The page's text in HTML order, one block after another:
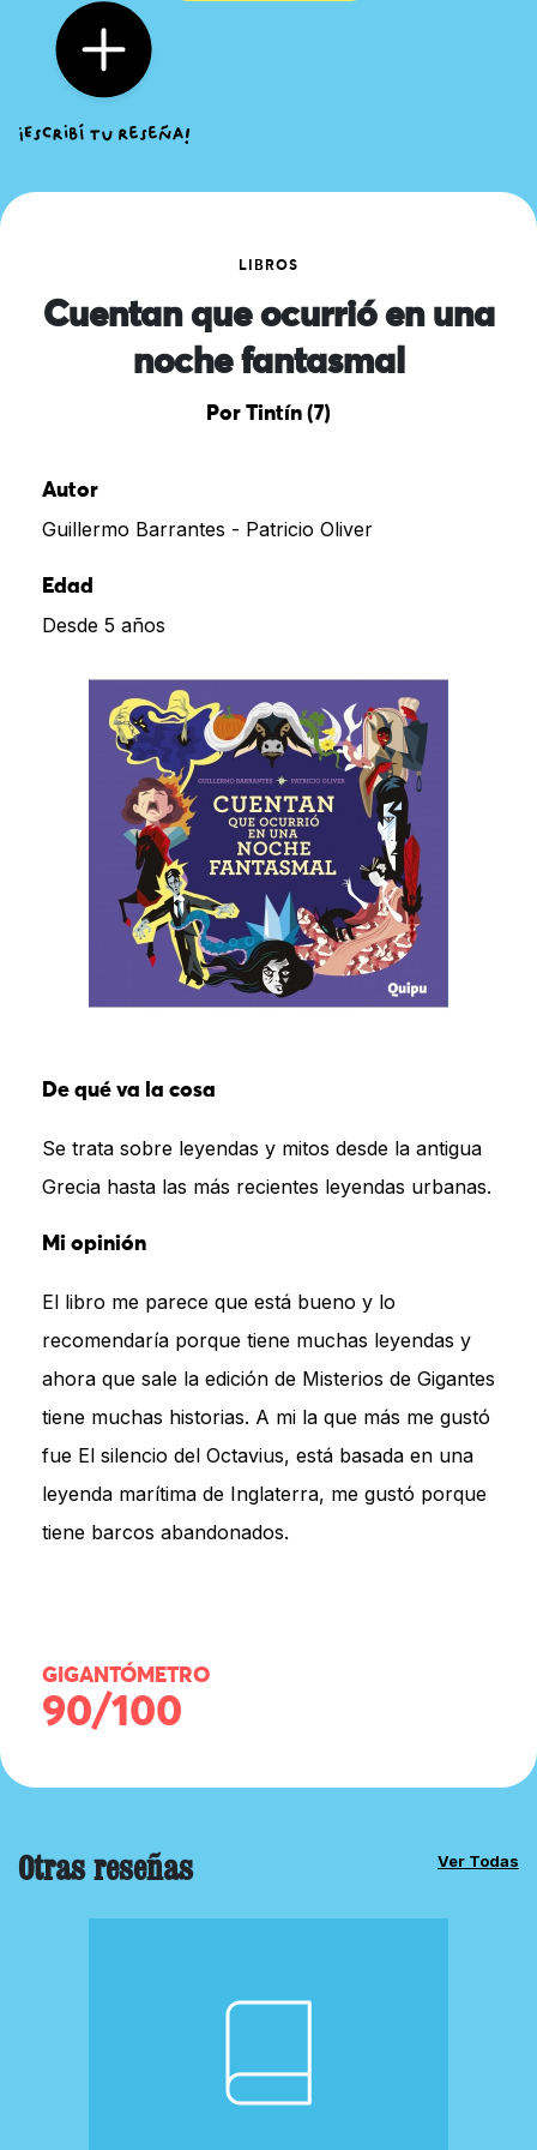
LIBROS
Cuentan que ocurrió en una
noche fantasmal
Por Tintín (7)
Autor
Guillermo Barrantes - Patricio Oliver
Edad
Desde 5 años
De qué va la cosa
Se trata sobre leyendas y mitos desde la antigua
Grecia hasta las más recientes leyendas urbanas.
Mi opinión
El libro me parece que está bueno y lo
recomendaría porque tiene muchas leyendas y
ahora que sale la edición de Misterios de Gigantes
tiene muchas historias. A mi la que más me gustó
fue El silencio del Octavius, está basada en una
leyenda marítima de Inglaterra, me gustó porque
tiene barcos abandonados.
GIGANTÓMETRO
90/100
Otras reseñas Ver Todas